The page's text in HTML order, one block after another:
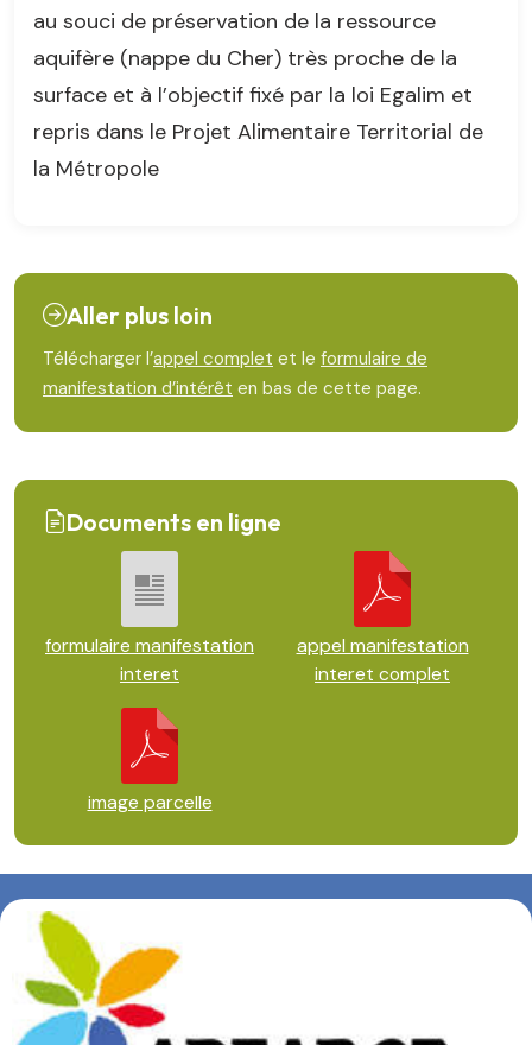
au souci de préservation de la ressource
aquifère (nappe du Cher) très proche de la
surface et à l’objectif fixé par la loi Egalim et
repris dans le Projet Alimentaire Territorial de
la Métropole
Aller plus loin
Télécharger l’appel complet et le formulaire de
manifestation d’intérêt en bas de cette page.
Documents en ligne
formulaire manifestation
interet
appel manifestation
interet complet
image parcelle